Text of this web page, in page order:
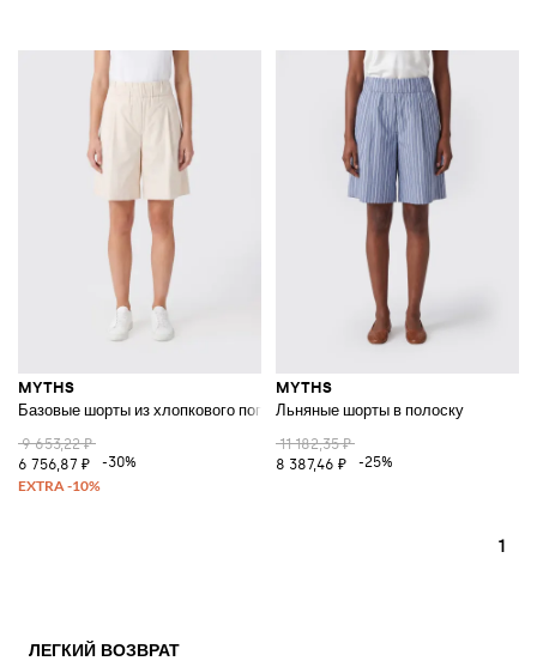
MYTHS
Базовые шорты из хлопкового поплина
9 653,22 ₽
6 756,87 ₽
-30%
MYTHS
Льняные шорты в полоску
11 182,35 ₽
8 387,46 ₽
-25%
1
ЛЕГКИЙ ВОЗВРАТ